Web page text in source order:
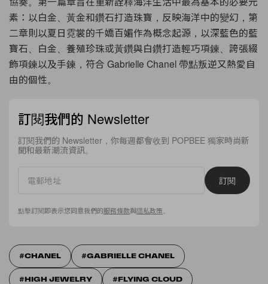
素：以白金、黃金和鑽石打造珠寶，反映海洋中的變幻，第
二章則以夏日霓裳的千嬌百媚作為概念起源，以深藍色的藍
寶石、白金、養殖珍珠或黃鑽與白鑽打造輕巧項鍊、誇張綴
飾項鍊以及手鍊，符合 Gabrielle Chanel 帶點叛逆又熱愛自
由的個性。
訂閱我們的 Newsletter
訂閱我們的 Newsletter，你每週都會收到 POPBEE 獨家時尚新
聞和最新潮流資訊。
訂閱
點擊訂閱即表示您同意我們的服務條款與隱私政策
CHANEL GABRIELLE CHANEL
HIGH JEWELRY FLYING CLOUD